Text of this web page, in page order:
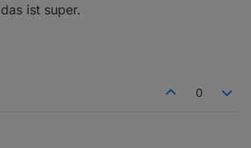
es aussieht wenn Du nichts eingibst oder
ist super.
0